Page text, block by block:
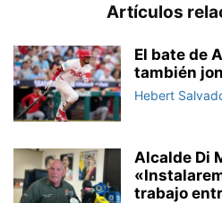
Artículos
El bate de
también
Hebert
Alcalde Di
trabajo